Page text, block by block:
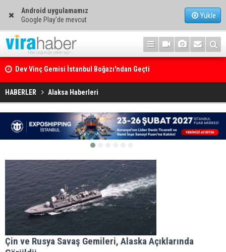
Android uygulamamız
Google Play'de mevcut
Yükle
Dev Vinç Gemisi İstanbul Boğazı'ndan Geçti
HABERLER Alaksa Haberleri
Çin ve Rusya Savaş Gemileri, Alaska Açıklarında